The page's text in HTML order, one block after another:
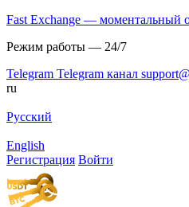
Fast Exchange — моментальный
Режим работы — 24/7
Telegram Telegram канал
ru
Русский
English
Регистрация Войти